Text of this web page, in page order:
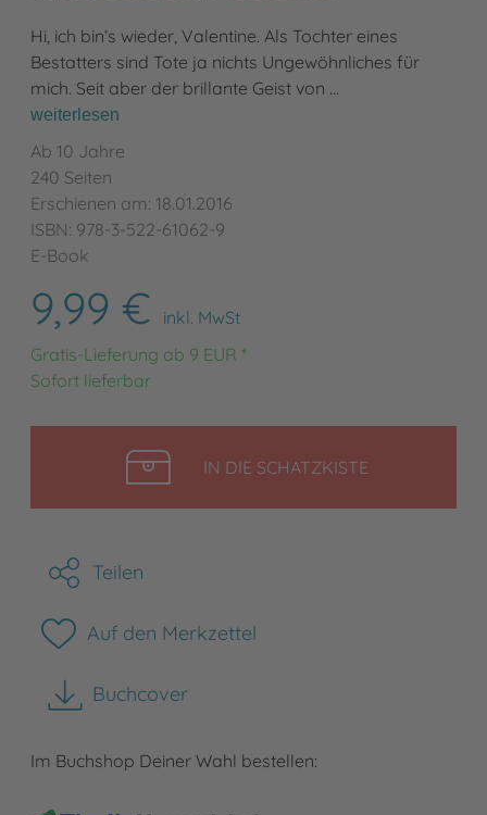
Hi, ich bin‘s wieder, Valentine. Als Tochter eines
Bestatters sind Tote ja nichts Ungewöhnliches für
mich. Seit aber der brillante Geist von …
weiterlesen
Ab 10 Jahre
240 Seiten
Erschienen am: 18.01.2016
ISBN: 978-3-522-61062-9
E-Book
9,99 €
inkl. MwSt
Gratis-Lieferung ab 9 EUR *
Sofort lieferbar
IN DIE SCHATZKISTELEGEN
Teilen
Auf den Merkzettel
Buchcover
herunterladen
Im Buchshop Deiner Wahl bestellen: